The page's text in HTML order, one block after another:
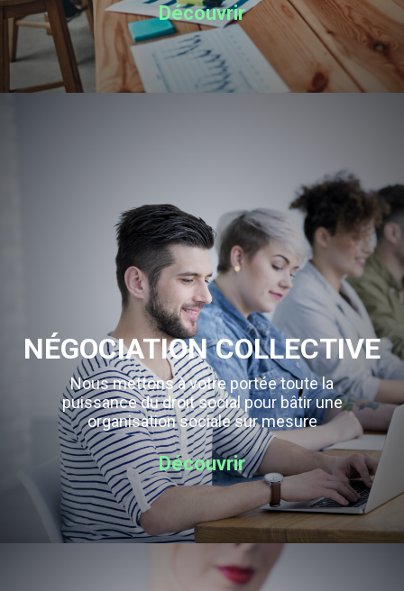
Découvrir
NÉGOCIATION COLLECTIVE
Nous mettons à votre portée toute la
puissance du droit social pour bâtir une
organisation sociale sur mesure
Découvrir